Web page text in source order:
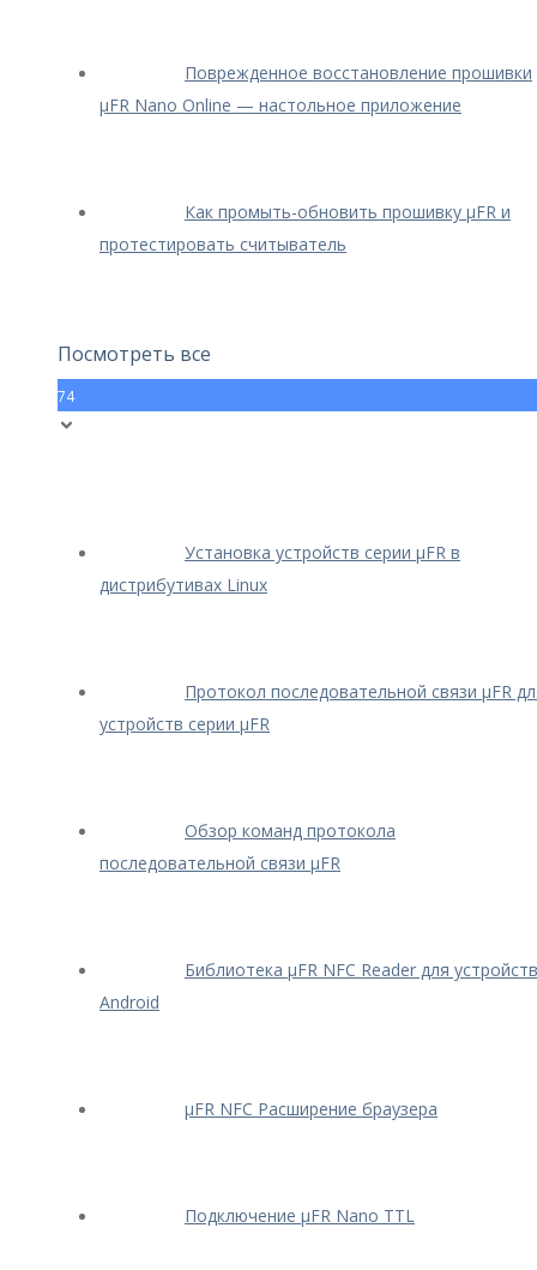
Поврежденное восстановление прошивки
μFR Nano Online — настольное приложение
Как промыть-обновить прошивку μFR и
протестировать считыватель
Посмотреть все
74
Установка устройств серии μFR в
дистрибутивах Linux
Протокол последовательной связи μFR
устройств серии μFR
Обзор команд протокола
последовательной связи μFR
Библиотека μFR NFC Reader для устройств
Android
μFR NFC Расширение браузера
Подключение μFR Nano TTL